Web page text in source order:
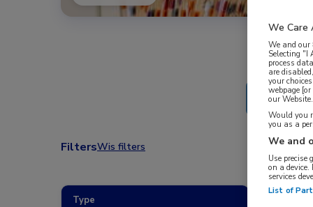
FiltersWis filters
Type
We Care
We and our
Selecting "I
process
are
your
webpage
our
Would you
you as a
We and
Use
on a
services
List of